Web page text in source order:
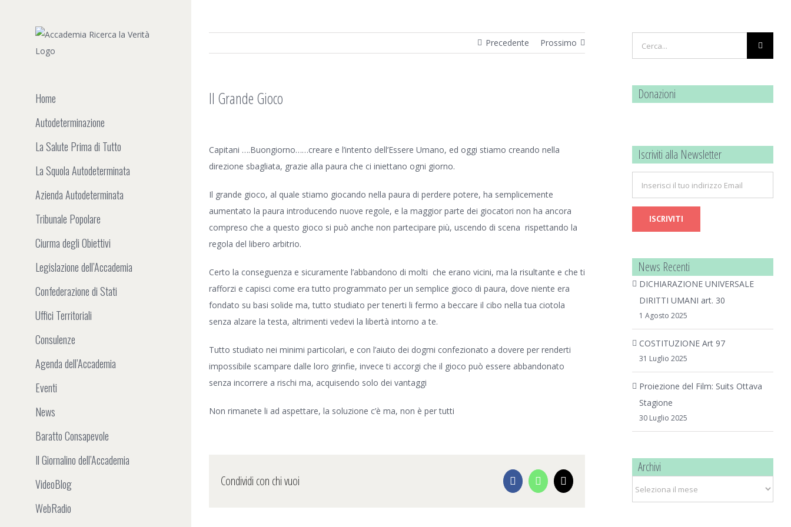
Home
Autodeterminazione
La Salute Prima di Tutto
La Squola Autodeterminata
Azienda Autodeterminata
Tribunale Popolare
Ciurma degli Obiettivi
Legislazione dell’Accademia
Confederazione di Stati
Uffici Territoriali
Consulenze
Agenda dell’Accademia
Eventi
News
Baratto Consapevole
Il Giornalino dell’Accademia
VideoBlog
WebRadio
Precedente Prossimo
Il Grande Gioco
immagine
Capitani ….Buongiorno……creare e l’intento dell’Essere Umano, ed oggi stiamo creando nella
direzione sbagliata, grazie alla paura che ci iniettano ogni giorno.
Il grande gioco, al quale stiamo giocando nella paura di perdere potere, ha semplicemente
aumentato la paura introducendo nuove regole, e la maggior parte dei giocatori non ha ancora
compreso che a questo gioco si può anche non partecipare più, uscendo di scena rispettando la
regola del libero arbitrio.
Certo la conseguenza e sicuramente l’abbandono di molti che erano vicini, ma la risultante e che ti
rafforzi e capisci come era tutto programmato per un semplice gioco di paura, dove niente era
fondato su basi solide ma, tutto studiato per tenerti li fermo a beccare il cibo nella tua ciotola
senza alzare la testa, altrimenti vedevi la libertà intorno a te.
Tutto studiato nei minimi particolari, e con l’aiuto dei dogmi confezionato a dovere per renderti
impossibile scampare dalle loro grinfie, invece ti accorgi che il gioco può essere abbandonato
senza incorrere a rischi ma, acquisendo solo dei vantaggi
Non rimanete li ad aspettare, la soluzione c’è ma, non è per tutti
Condividi con chi vuoi FacebookWhatsApp
Email
per:
Donazioni
Iscriviti alla Newsletter
News Recenti
DICHIARAZIONE UNIVERSALE
DIRITTI UMANI art. 30
1 Agosto 2025
COSTITUZIONE Art 97
31 Luglio 2025
Proiezione del Film: Suits Ottava
Stagione
30 Luglio 2025
Archivi